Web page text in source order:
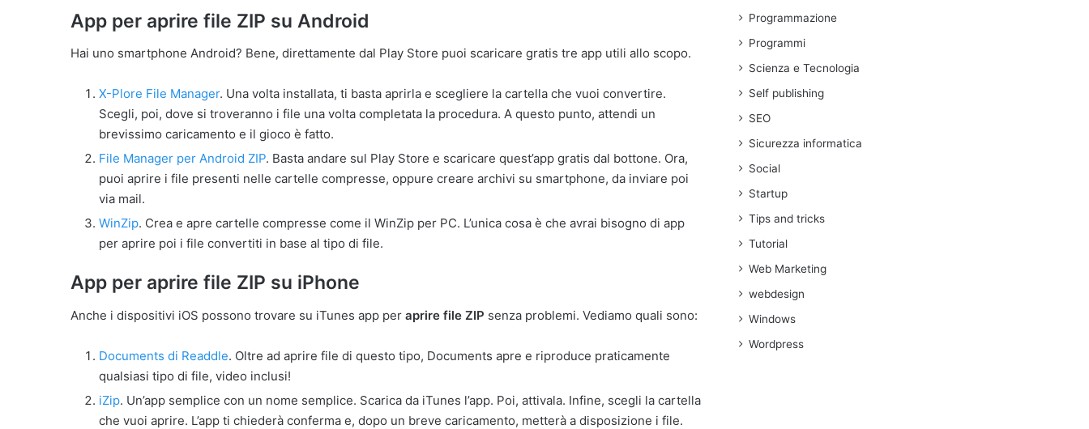
App per aprire file ZIP su Android
Hai uno smartphone Android? Bene, direttamente dal Play Store puoi scaricare gratis tre app utili allo scopo.
X-Plore File Manager. Una volta installata, ti basta aprirla e scegliere la cartella che vuoi convertire.
Scegli, poi, dove si troveranno i file una volta completata la procedura. A questo punto, attendi un
brevissimo caricamento e il gioco è fatto.
File Manager per Android ZIP. Basta andare sul Play Store e scaricare quest’app gratis dal bottone. Ora,
puoi aprire i file presenti nelle cartelle compresse, oppure creare archivi su smartphone, da inviare poi
via mail.
WinZip. Crea e apre cartelle compresse come il WinZip per PC. L’unica cosa è che avrai bisogno di app
per aprire poi i file convertiti in base al tipo di file.
App per aprire file ZIP su iPhone
Anche i dispositivi iOS possono trovare su iTunes app per aprire file ZIP senza problemi. Vediamo quali sono:
Documents di Readdle. Oltre ad aprire file di questo tipo, Documents apre e riproduce praticamente
qualsiasi tipo di file, video inclusi!
iZip. Un’app semplice con un nome semplice. Scarica da iTunes l’app. Poi, attivala. Infine, scegli la cartella
che vuoi aprire. L’app ti chiederà conferma e, dopo un breve caricamento, metterà a disposizione i file.
Programmazione
Programmi
Scienza e Tecnologia
Self publishing
SEO
Sicurezza informatica
Social
Startup
Tips and tricks
Tutorial
Web Marketing
webdesign
Windows
Wordpress